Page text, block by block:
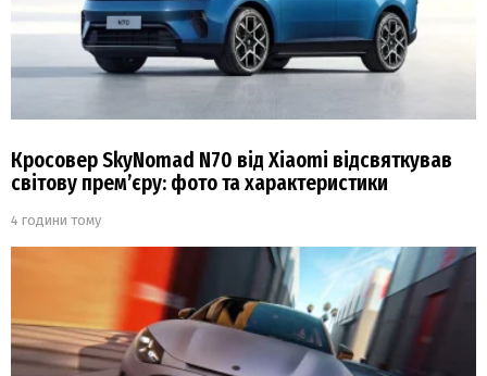
Кросовер SkyNomad N70 від Xiaomi відсвяткував
світову прем’єру: фото та характеристики
4 години тому